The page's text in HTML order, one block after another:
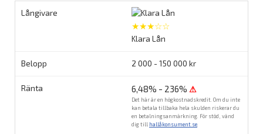
★★★☆☆
Klara Lån
2 000 - 150 000 kr
6,48% - 236% ⚠
Det här är en högkostnadskredit. Om du inte
kan betala tillbaka hela skulden riskerar du
en betalningsanmärkning. För stöd, vänd
dig till hallåkonsument.se